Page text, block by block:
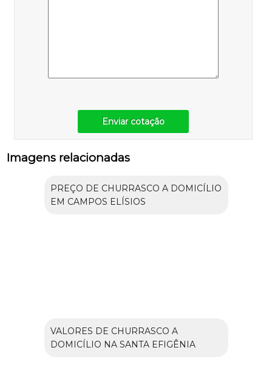
Enviar cotação
Imagens relacionadas
PREÇO DE CHURRASCO A DOMICÍLIO
EM CAMPOS ELÍSIOS
VALORES DE CHURRASCO A
DOMICÍLIO NA SANTA EFIGÊNIA